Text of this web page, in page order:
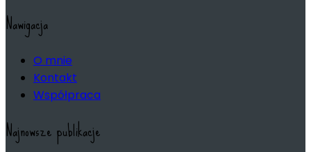
Nawigacja
O mnie
Kontakt
Współpraca
Najnowsze publikacje